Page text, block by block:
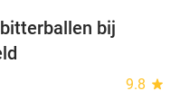
bij
9.8 star